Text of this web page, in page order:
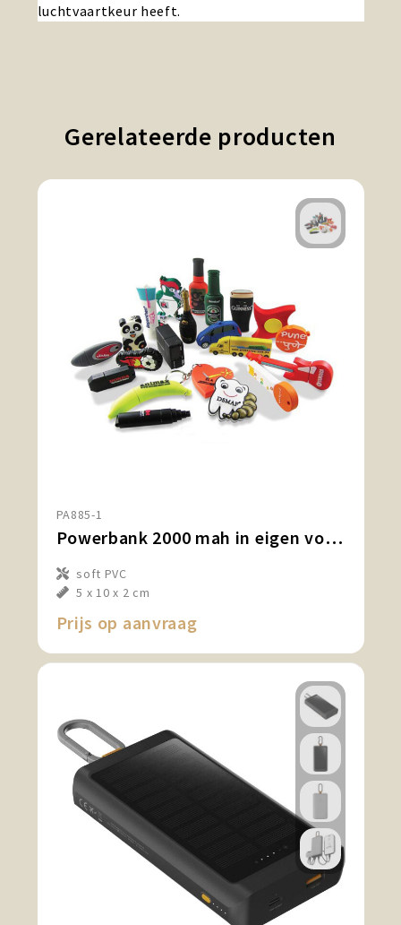
luchtvaartkeur heeft.
Gerelateerde producten
PA885-1
Powerbank 2000 mah in eigen vorm
soft PVC
5 x 10 x 2 cm
Prijs op aanvraag